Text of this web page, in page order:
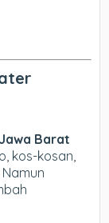
Barat
kos-kosan,